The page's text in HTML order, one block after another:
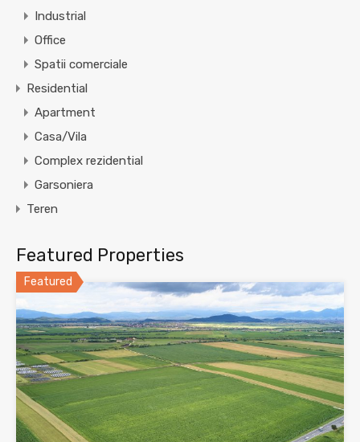
Industrial
Office
Spatii comerciale
Residential
Apartment
Casa/Vila
Complex rezidential
Garsoniera
Teren
Featured Properties
Featured